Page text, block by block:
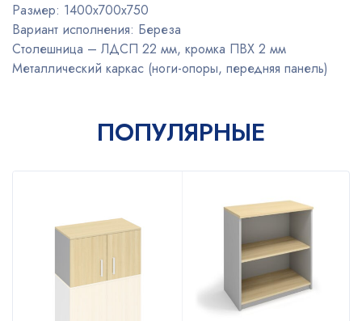
Размер: 1400х700х750
Вариант исполнения: Береза
Столешница – ЛДСП 22 мм, кромка ПВХ 2 мм
Металлический каркас (ноги-опоры, передняя панель)
ПОПУЛЯРНЫЕ